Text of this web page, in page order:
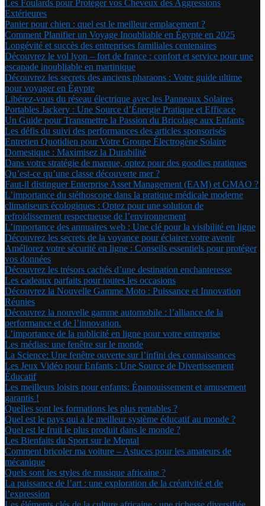
Les Foulards pour Protéger vos Cheveux des Aggressions
Extérieures
Panier pour chien : quel est le meilleur emplacement ?
Comment Planifier un Voyage Inoubliable en Égypte en 2025
Longévité et succès des entreprises familiales centenaires
Découvrez le vol lyon – fort de france : confort et service pour une
escapade inoubliable en martinique
Découvrez les secrets des anciens pharaons : Votre guide ultime
pour voyager en Égypte
Libérez-vous du réseau électrique avec les Panneaux Solaires
Portables Jackery : Une Source d’Énergie Pratique et Efficace
Un Guide pour Transmettre la Passion du Bricolage aux Enfants
Les défis du suivi des performances des articles sponsorisés
Entretien Quotidien pour Votre Groupe Électrogène Solaire
Domestique : Maximisez la Durabilité
Dans votre stratégie de marque, optez pour des goodies pratiques
Qu’est-ce qu’une classe découverte mer ?
Faut-il distinguer Enterprise Asset Management (EAM) et GMAO ?
L’importance du stéthoscope dans la pratique médicale moderne
climatiseurs écologiques : Optez pour une solution de
refroidissement respectueuse de l’environnement
L’importance des annuaires web : Une clé pour la visibilité en ligne
Découvrez les secrets de la voyance pour éclairer votre avenir
Améliorez votre sécurité en ligne : Conseils essentiels pour protéger
vos données
Découvrez les trésors cachés d’une destination enchanteresse
Les cadeaux parfaits pour toutes les occasions
Découvrez la Nouvelle Gamme Moto : Puissance et Innovation
Réunies
Découvrez la nouvelle gamme automobile : l’alliance de la
performance et de l’innovation.
L’importance de la publicité en ligne pour votre entreprise
Les médias: une fenêtre sur le monde
La Science: Une fenêtre ouverte sur l’infini des connaissances
Les Jeux Vidéo pour Enfants : Une Source de Divertissement
Éducatif
Les meilleurs loisirs pour enfants: Épanouissement et amusement
garantis !
Quelles sont les formations les plus rentables ?
Quel est le pays qui a le meilleur système éducatif au monde ?
Quel est le fruit le plus produit dans le monde ?
Les Bienfaits du Sport sur le Mental
Comment bricoler ma voiture – Astuces pour les amateurs de
mécanique
Quels sont les styles de musique africaine ?
La puissance de l’art : une exploration de la créativité et de
l’expression